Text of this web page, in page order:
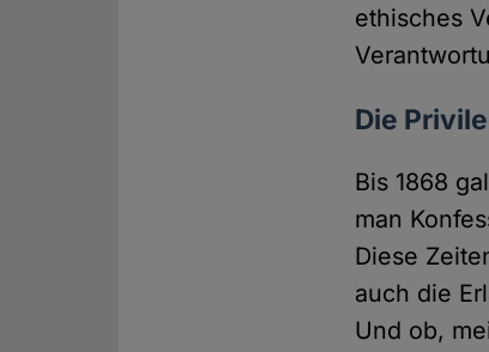
ethisches
Die
Bis 1868
man
Diese
auch die
Und ob,